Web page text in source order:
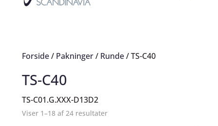
Forside/ Pakninger/ Runde/ TS-C40
TS-C40
TS-C01.G.XXX-D13D2
Viser 1–18 af 24 resultater